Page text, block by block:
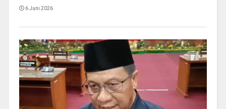
6 Juni 2026